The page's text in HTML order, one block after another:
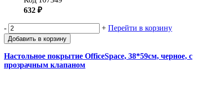
632 ₽
- + Перейти в корзину
Добавить в корзину
Настольное покрытие OfficeSpace, 38*59см, черное, с
прозрачным клапаном